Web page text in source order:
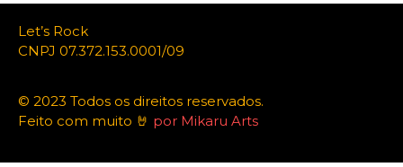
Let’s Rock
CNPJ 07.372.153.0001/09
© 2023 Todos os direitos reservados.
Feito com muito 🤘 por Mikaru Arts